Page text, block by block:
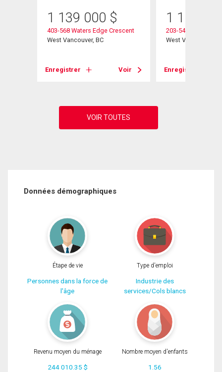
1 139 000 $
403-568 Waters Edge Crescent
West Vancouver, BC
Enregistrer Voir
1 100
203-540 Waters
West Vancouver, BC
Enregistrer
Données démographiques
Étape de vie
Personnes dans la force de
l'âge
Type d'emploi
Industrie des
services/Cols blancs
Revenu moyen du ménage
244 010.35 $
Nombre moyen d'enfants
1.56